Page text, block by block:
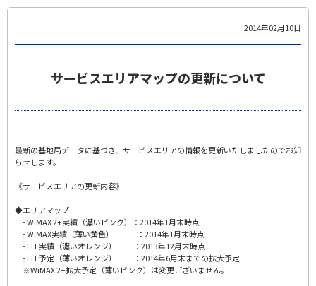
データチャージサイト
2014年02月10日
サービスエリアマップの更新について
最新の基地局データに基づき、サービスエリアの情報を更新いたしましたのでお知
らせします。
《サービスエリアの更新内容》
◆エリアマップ
- WiMAX 2+実績（濃いピンク）：2014年1月末時点
- WiMAX実績（薄い黄色） ：2014年1月末時点
- LTE実績（濃いオレンジ） ：2013年12月末時点
- LTE予定（薄いオレンジ） ：2014年6月末までの拡大予定
※WiMAX 2+拡大予定（薄いピンク）は変更ございません。